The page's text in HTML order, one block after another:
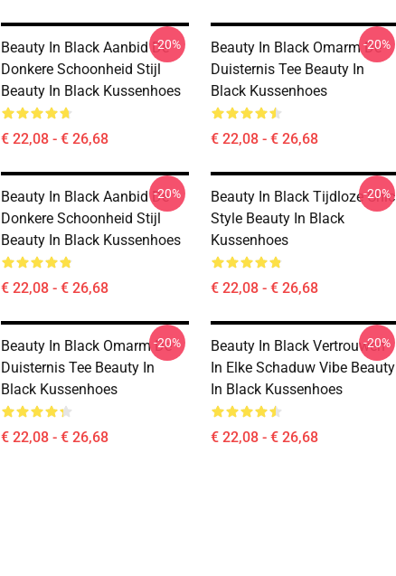
Beauty In Black Aanbid De
Donkere Schoonheid Stijl
Beauty In Black Kussenhoes
€ 22,08 - € 26,68
-20%
Beauty In Black Omarm De
Duisternis Tee Beauty In
Black Kussenhoes
€ 22,08 - € 26,68
-20%
Beauty In Black Aanbid De
Donkere Schoonheid Stijl
Beauty In Black Kussenhoes
€ 22,08 - € 26,68
-20%
Beauty In Black Tijdloze Chic
Style Beauty In Black
Kussenhoes
€ 22,08 - € 26,68
-20%
Beauty In Black Omarm De
Duisternis Tee Beauty In
Black Kussenhoes
€ 22,08 - € 26,68
-20%
Beauty In Black Vertrouwen
In Elke Schaduw Vibe Beauty
In Black Kussenhoes
€ 22,08 - € 26,68
-20%